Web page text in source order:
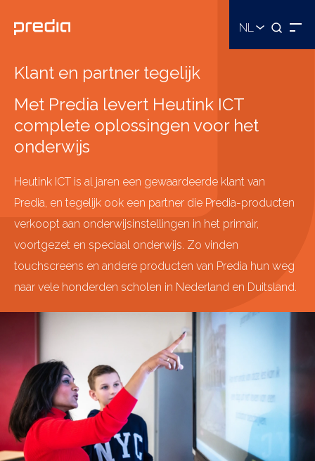
NL
Klant en partner tegelijk
Met Predia levert Heutink ICT
complete oplossingen voor het
onderwijs
Heutink ICT is al jaren een gewaardeerde klant van
Predia, en tegelijk ook een partner die Predia-producten
verkoopt aan onderwijsinstellingen in het primair,
voortgezet en speciaal onderwijs. Zo vinden
touchscreens en andere producten van Predia hun weg
naar vele honderden scholen in Nederland en Duitsland.